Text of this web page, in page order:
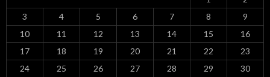
3
4 5 6 7 8
9
10
11 12 13 14 15
16
17
18 19 20 21 22
23
24
25 26 27 28 29
30